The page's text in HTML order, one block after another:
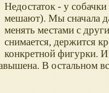
Недостаток - у
мешают). Мы сначала
менять местами с
снимается, держится
конкретной фигурки.
В остальном